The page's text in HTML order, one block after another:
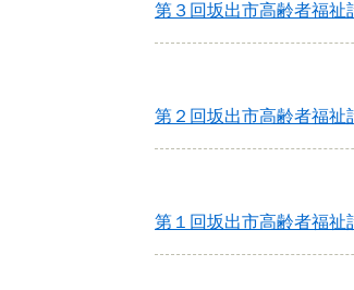
第３回坂出市高齢者福祉
第２回坂出市高齢者福祉
第１回坂出市高齢者福祉